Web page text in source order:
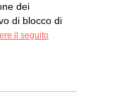
dei
di blocco di
il seguito